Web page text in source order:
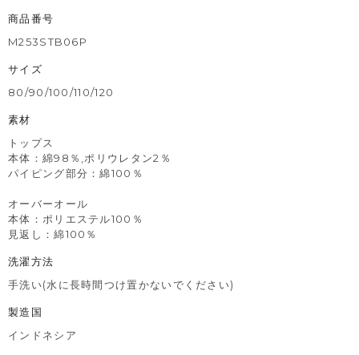
商品番号
M253STB06P
サイズ
80/90/100/110/120
素材
トップス
本体：綿98％,ポリウレタン2％
パイピング部分：綿100％
オーバーオール
本体：ポリエステル100％
見返し：綿100％
洗濯方法
手洗い(水に長時間つけ置かないでください)
製造国
インドネシア